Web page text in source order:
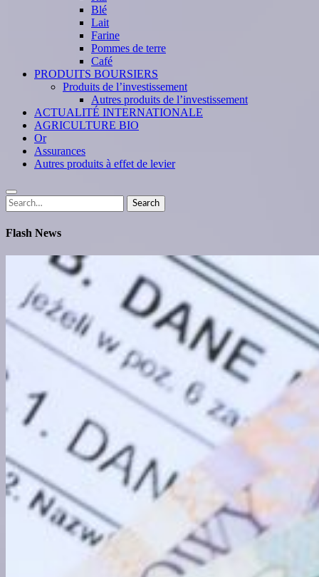
Blé
Lait
Farine
Pommes de terre
Café
PRODUITS BOURSIERS
Produits de l’investissement
Autres produits de l’investissement
ACTUALITÉ INTERNATIONALE
AGRICULTURE BIO
Or
Assurances
Autres produits à effet de levier
Search
for:
Search
Flash News